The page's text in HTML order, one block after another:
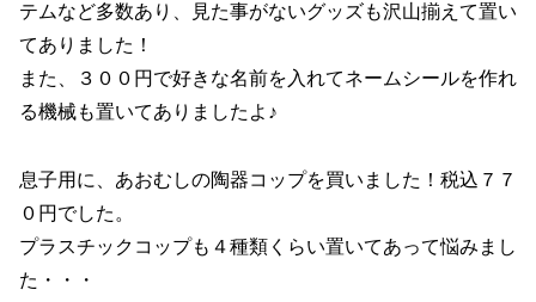
テムなど多数あり、見た事がないグッズも沢山揃えて置い
てありました！
また、３００円で好きな名前を入れてネームシールを作れ
る機械も置いてありましたよ♪
息子用に、あおむしの陶器コップを買いました！税込７７
０円でした。
プラスチックコップも４種類くらい置いてあって悩みまし
た・・・